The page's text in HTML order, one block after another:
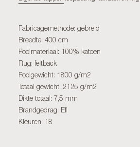
Fabricagemethode: gebreid
Breedte: 400 cm
Poolmateriaal: 100% katoen
Rug: feltback
Poolgewicht: 1800 g/m2
Totaal gewicht: 2125 g/m2
Dikte totaal: 7,5 mm
Brandgedrag: Efl
Kleuren: 18